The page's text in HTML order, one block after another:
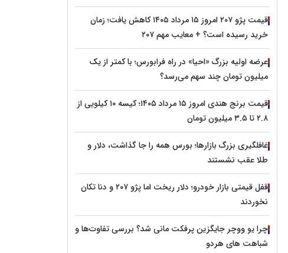
قیمت پژو ۲۰۷ امروز ۱۵ مرداد ۱۴۰۵ کاهش یافت؛ زمان
خرید رسیده است؟ + معایب مهم ۲۰۷
عرضه اولیه بزرگ «احیا» در راه فرابورس؛ با کمتر از یک
میلیون تومان چند سهم می‌رسد؟
قیمت برنج هندی امروز ۱۵ مرداد ۱۴۰۵؛ کیسه ۱۰ کیلویی از
۲.۸ تا ۳.۵ میلیون تومان
غافلگیری بزرگ بازارها؛ بورس همه را جا گذاشت، دلار و
طلا عقب نشستند
قفل قیمتی بازار خودرو؛ دلار ریخت اما پژو ۲۰۷ و دنا تکان
نخوردند
چرا یو ووچر جایگزین پرفکت مانی شد؟ بررسی تفاوت‌ها و
شباهت های هردو